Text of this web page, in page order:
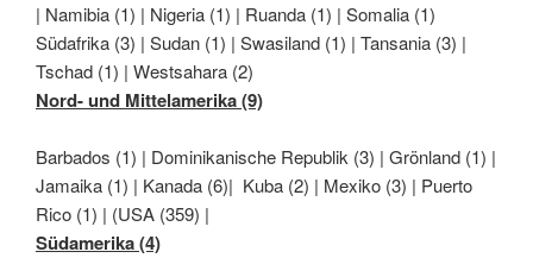
| Namibia (1) | Nigeria (1) | Ruanda (1) | Somalia (1)
Südafrika (3) | Sudan (1) | Swasiland (1) | Tansania (3) |
Tschad (1) | Westsahara (2)
Nord- und Mittelamerika (9)
Barbados (1) | Dominikanische Republik (3) | Grönland (1) |
Jamaika (1) | Kanada (6)| Kuba (2) | Mexiko (3) | Puerto
Rico (1) | (USA (359) |
Südamerika (4)